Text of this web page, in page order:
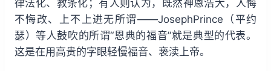
律法化、教条化；有人则认为，既然神恩浩大，人悔
不悔改、上不上进无所谓——JosephPrince（平约
瑟）等人鼓吹的所谓“恩典的福音”就是典型的代表。
这是在用高贵的字眼轻慢福音、亵渎上帝。